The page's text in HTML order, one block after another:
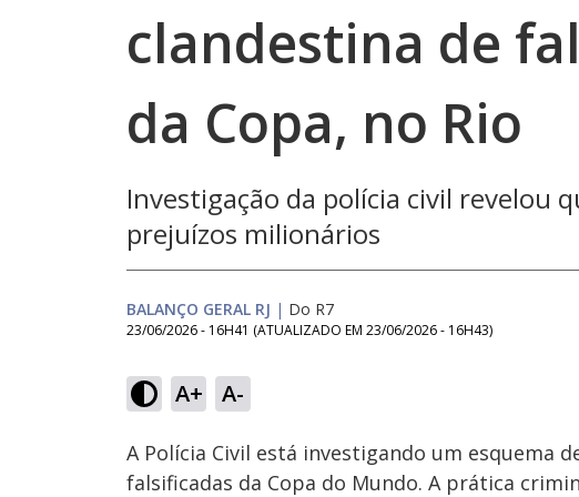
clandestina de
da Copa, no Rio
Investigação da polícia civil revelou
prejuízos milionários
BALANÇO GERAL RJ | Do R7
23/06/2026 - 16H41 (ATUALIZADO EM 23/06/2026 - 16H43)
A+ A-
Ativar
Som
A Polícia Civil está investigando um esquema
falsificadas da Copa do Mundo. A prática